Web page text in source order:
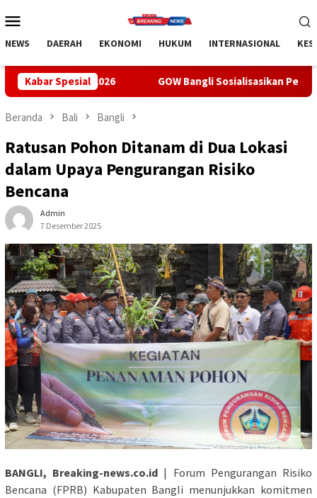
ke
Mobile
NEWS DAERAH EKONOMI HUKUM INTERNASIONAL
Kabar Spesial
GOW Bangli Sosialisasikan Pencegahan Bullying di
Beranda Bali Bangli
Ratusan Pohon Ditanam di Dua Lokasi
dalam Upaya Pengurangan Risiko
Bencana
Admin
7 Desember 2025
BANGLI, Breaking-news.co.id | Forum Pengurangan Risiko
Bencana (FPRB) Kabupaten Bangli menunjukkan komitmen